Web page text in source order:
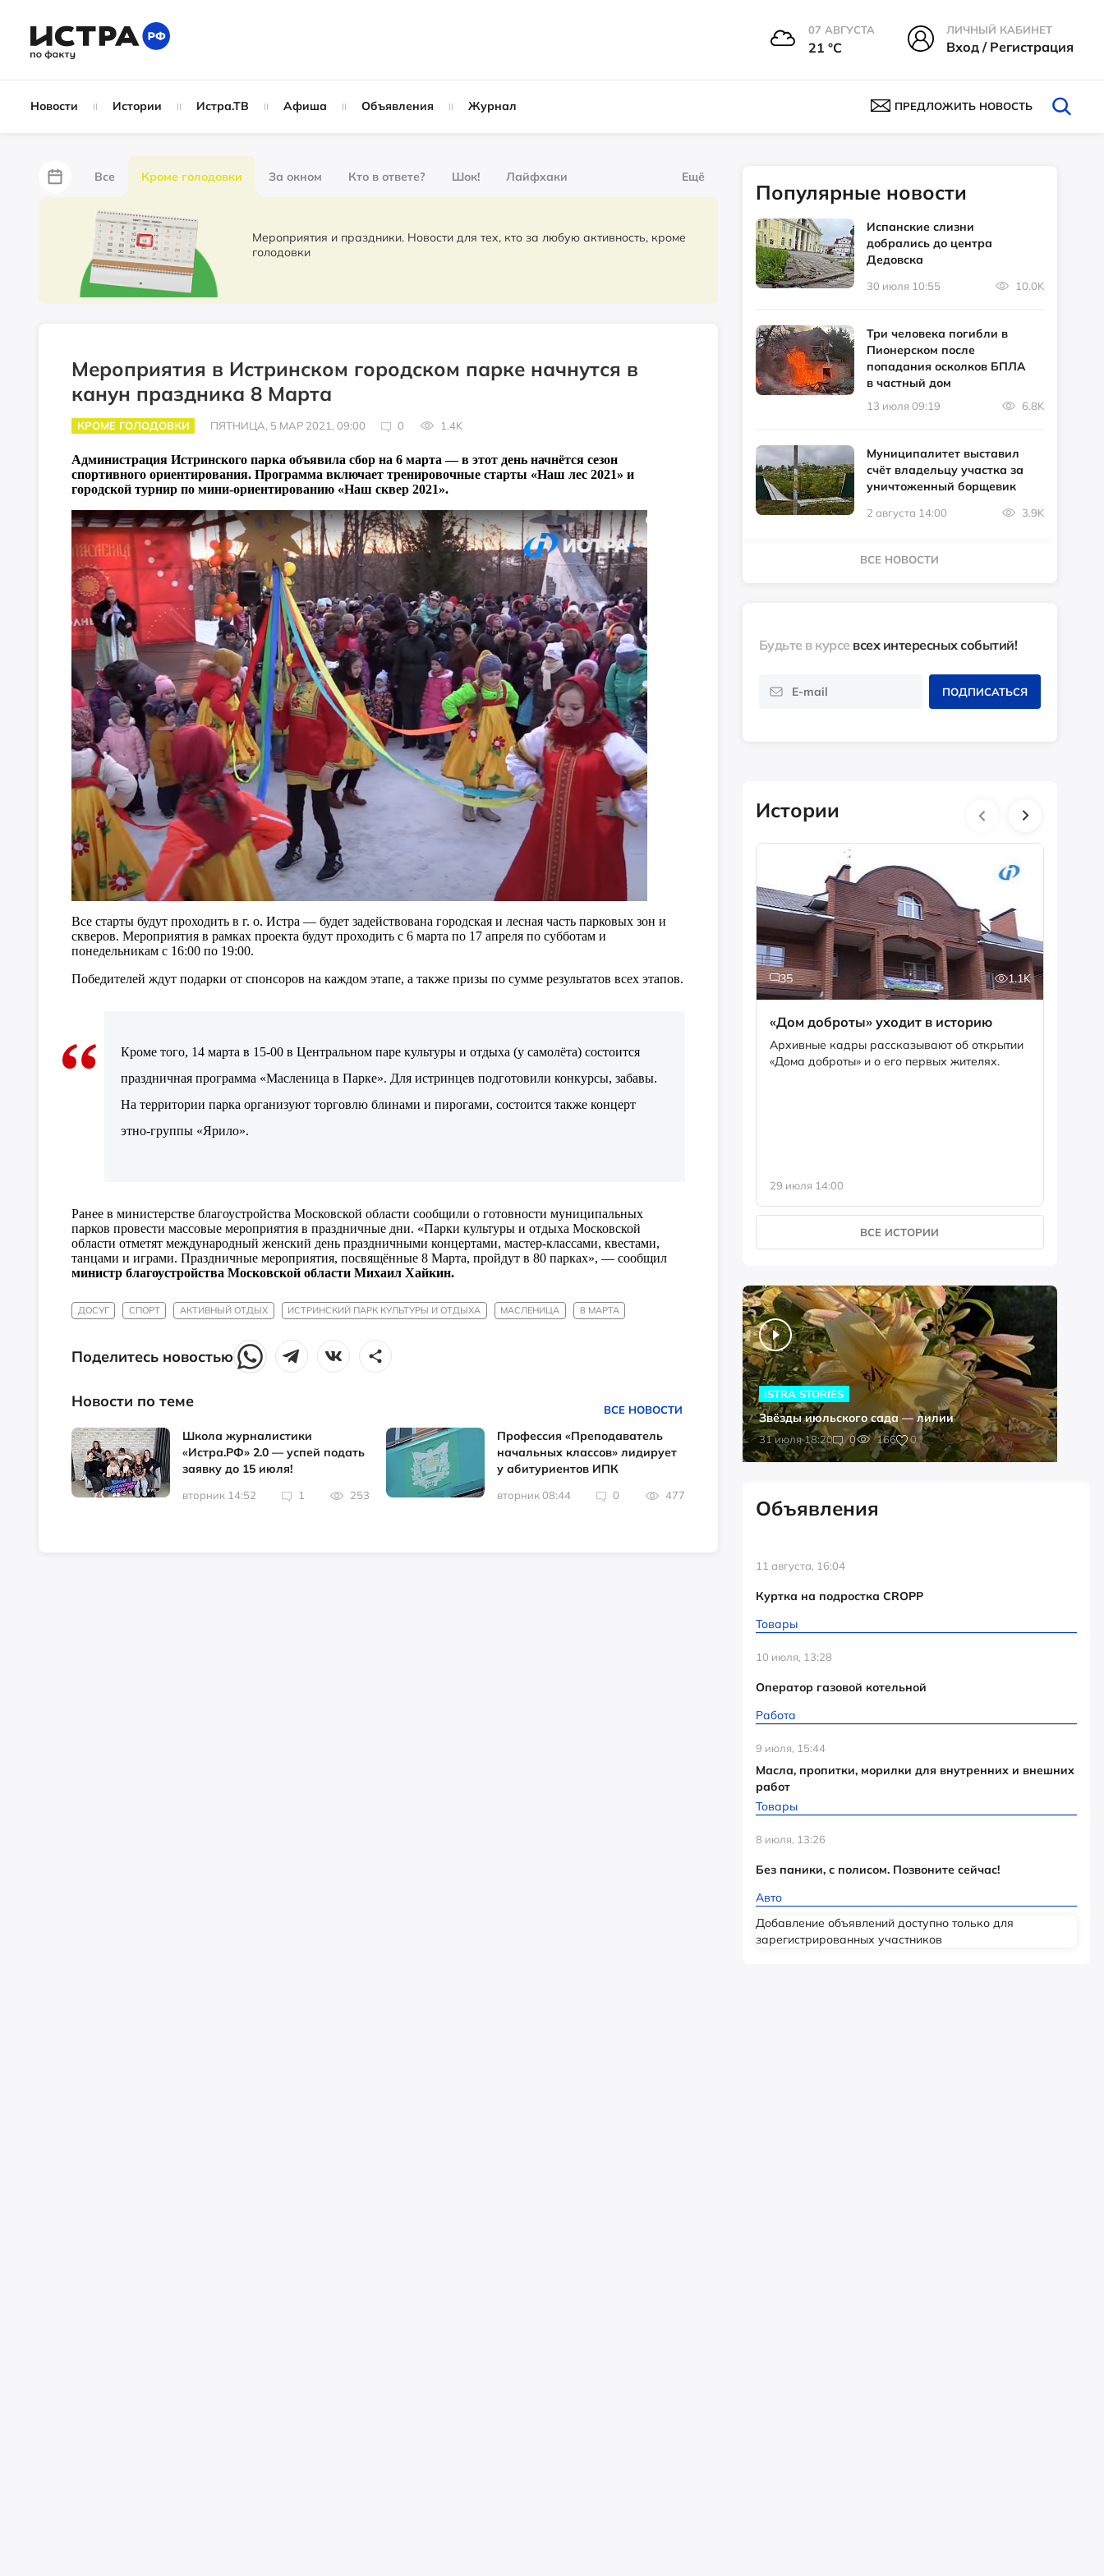
07 АВГУСТА
21 °С
ЛИЧНЫЙ КАБИНЕТ
Вход / Регистрация
Новости Истории Истра.ТВ Афиша Объявления Журнал ПРЕДЛОЖИТЬ НОВОСТЬ
Все Кроме голодовки За окном Кто в ответе? Шок! Лайфхаки
За забором Не по лжи!
Партнёрский материал Народные новости
Ещё
Мероприятия и праздники. Новости для тех, кто за любую активность, кроме
голодовки
Мероприятия в Истринском городском парке начнутся в
канун праздника 8 Марта
КРОМЕ ГОЛОДОВКИ ПЯТНИЦА, 5 МАР 2021, 09:00 0 1.4K
Администрация Истринского парка объявила сбор на 6 марта — в этот день начнётся сезон
спортивного ориентирования. Программа включает тренировочные старты «Наш лес 2021» и
городской турнир по мини-ориентированию «Наш сквер 2021».
Все старты будут проходить в г. о. Истра — будет задействована городская и лесная часть парковых зон и
скверов. Мероприятия в рамках проекта будут проходить с 6 марта по 17 апреля по субботам и
понедельникам с 16:00 по 19:00.
Победителей ждут подарки от спонсоров на каждом этапе, а также призы по сумме результатов всех этапов.
Кроме того, 14 марта в 15-00 в Центральном паре культуры и отдыха (у самолёта) состоится
праздничная программа «Масленица в Парке». Для истринцев подготовили конкурсы, забавы.
На территории парка организуют торговлю блинами и пирогами, состоится также концерт
этно-группы «Ярило».
Ранее в министерстве благоустройства Московской области сообщили о готовности муниципальных
парков провести массовые мероприятия в праздничные дни. «Парки культуры и отдыха Московской
области отметят международный женский день праздничными концертами, мастер-классами, квестами,
танцами и играми. Праздничные мероприятия, посвящённые 8 Марта, пройдут в 80 парках», — сообщил
министр благоустройства Московской области Михаил Хайкин.
ДОСУГ СПОРТ АКТИВНЫЙ ОТДЫХ ИСТРИНСКИЙ ПАРК КУЛЬТУРЫ И ОТДЫХА МАСЛЕНИЦА 8 МАРТА
Поделитесь новостью
Новости по теме ВСЕ НОВОСТИ
Школа журналистики
«Истра.РФ» 2.0 — успей подать
заявку до 15 июля!
вторник 14:52 1 253
Профессия «Преподаватель
начальных классов» лидирует
у абитуриентов ИПК
вторник 08:44 0 477
Популярные новости
Испанские слизни
добрались до центра
Дедовска
30 июля 10:55 10.0K
Три человека погибли в
Пионерском после
попадания осколков БПЛА
в частный дом
13 июля 09:19 6.8K
Муниципалитет выставил
счёт владельцу участка за
уничтоженный борщевик
2 августа 14:00 3.9K
ВСЕ НОВОСТИ
Будьте в курсе всех интересных событий!
ПОДПИСАТЬСЯ
Истории
35 1.1K
«Дом доброты» уходит в историю
Архивные кадры рассказывают об открытии
«Дома доброты» и о его первых жителях.
29 июля 14:00
ВСЕ ИСТОРИИ
31 июля 18:20 0 166 0
ISTRA STORIES
Звёзды июльского сада — лилии
Объявления
11 августа, 16:04
Куртка на подростка CROPP
Товары
10 июля, 13:28
Оператор газовой котельной
Работа
9 июля, 15:44
Масла, пропитки, морилки для внутренних и внешних
работ
Товары
8 июля, 13:26
Без паники, с полисом. Позвоните сейчас!
Авто
Добавление объявлений доступно только для
зарегистрированных участников